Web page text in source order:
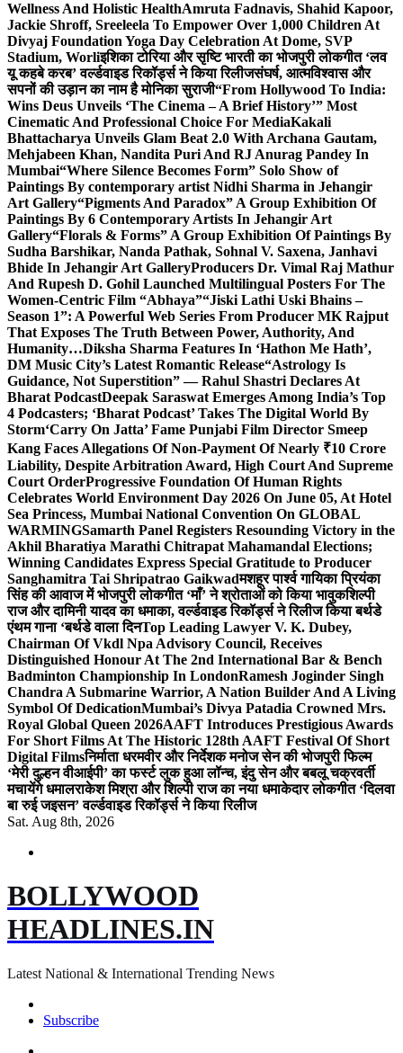
Wellness And Holistic HealthAmruta Fadnavis, Shahid Kapoor,
Jackie Shroff, Sreeleela To Empower Over 1,000 Children At
Divyaj Foundation Yoga Day Celebration At Dome, SVP
Stadium, Worliइशिका टोरिया और सृष्टि भारती का भोजपुरी लोकगीत ‘लव
यू कहबे करब’ वर्ल्डवाइड रिकॉर्ड्स ने किया रिलीजसंघर्ष, आत्मविश्वास और
सपनों की उड़ान का नाम है मोनिका सुराजी“From Hollywood To India:
Wins Deus Unveils ‘The Cinema – A Brief History’” Most
Cinematic And Professional Choice For MediaKakali
Bhattacharya Unveils Glam Beat 2.0 With Archana Gautam,
Mehjabeen Khan, Nandita Puri And RJ Anurag Pandey In
Mumbai“Where Silence Becomes Form” Solo Show of
Paintings By contemporary artist Nidhi Sharma in Jehangir
Art Gallery“Pigments And Paradox” A Group Exhibition Of
Paintings By 6 Contemporary Artists In Jehangir Art
Gallery“Florals & Forms” A Group Exhibition Of Paintings By
Sudha Barshikar, Nanda Pathak, Sohnal V. Saxena, Janhavi
Bhide In Jehangir Art GalleryProducers Dr. Vimal Raj Mathur
And Rupesh D. Gohil Launched Multilingual Posters For The
Women-Centric Film “Abhaya”“Jiski Lathi Uski Bhains –
Season 1”: A Powerful Web Series From Producer MK Rajput
That Exposes The Truth Between Power, Authority, And
Humanity…Diksha Sharma Features In ‘Hathon Me Hath’,
DM Music City’s Latest Romantic Release“Astrology Is
Guidance, Not Superstition” — Rahul Shastri Declares At
Bharat PodcastDeepak Saraswat Emerges Among India’s Top
4 Podcasters; ‘Bharat Podcast’ Takes The Digital World By
Storm‘Carry On Jatta’ Fame Punjabi Film Director Smeep
Kang Faces Allegations Of Non-Payment Of Nearly ₹10 Crore
Liability, Despite Arbitration Award, High Court And Supreme
Court OrderProgressive Foundation Of Human Rights
Celebrates World Environment Day 2026 On June 05, At Hotel
Sea Princess, Mumbai National Convention On GLOBAL
WARMINGSamarth Panel Registers Resounding Victory in the
Akhil Bharatiya Marathi Chitrapat Mahamandal Elections;
Winning Candidates Express Special Gratitude to Producer
Sanghamitra Tai Shripatrao Gaikwadमशहूर पार्श्व गायिका प्रियंका
सिंह की आवाज में भोजपुरी लोकगीत ‘माँ’ ने श्रोताओं को किया भावुकशिल्पी
राज और दामिनी यादव का धमाका, वर्ल्डवाइड रिकॉर्ड्स ने रिलीज किया बर्थडे
एंथम गाना ‘बर्थडे वाला दिनTop Leading Lawyer V. K. Dubey,
Chairman Of Vkdl Npa Advisory Council, Receives
Distinguished Honour At The 2nd International Bar & Bench
Badminton Championship In LondonRamesh Joginder Singh
Chandra A Submarine Warrior, A Nation Builder And A Living
Symbol Of DedicationMumbai’s Divya Patadia Crowned Mrs.
Royal Global Queen 2026AAFT Introduces Prestigious Awards
For Short Films At The Historic 128th AAFT Festival Of Short
Digital Filmsनिर्माता धरमवीर और निर्देशक मनोज सेन की भोजपुरी फिल्म
‘मेरी दुल्हन वीआईपी’ का फर्स्ट लुक हुआ लॉन्च, इंदु सेन और बबलू चक्रवर्ती
मचायेंगे धमालराकेश मिश्रा और शिल्पी राज का नया धमाकेदार लोकगीत ‘दिलवा
बा रुई जइसन’ वर्ल्डवाइड रिकॉर्ड्स ने किया रिलीज
Sat. Aug 8th, 2026
BOLLYWOOD
HEADLINES.IN
Latest National & International Trending News
Subscribe